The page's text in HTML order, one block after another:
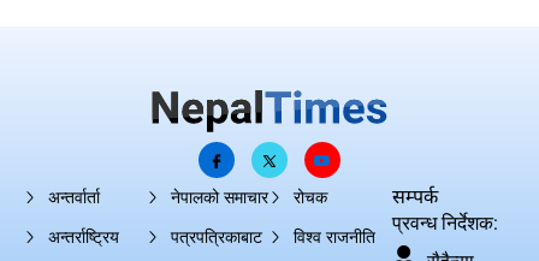
अन्तर्वार्ता
अन्तर्राष्ट्रिय
नेपालको समाचार
पत्रपत्रिकाबाट
रोचक
विश्व राजनीति
सम्पर्क
प्रवन्ध निर्देशक: